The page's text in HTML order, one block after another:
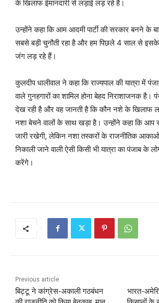
के खिलाफ ईमानदारी से लड़ाई लड़ रहे हैं।
उन्होंने कहा कि आम आदमी पार्टी की सरकार बनने के
सबसे बड़ी चुनौती रहा है और हम पिछले 4 साल से इसके
जंग लड़ रहे हैं।
कुलदीप धालीवाल ने कहा कि राज्यपाल की यात्रा में
वाले गुनहगारों का शामिल होना बेहद निराशाजनक है।
देख रही है और वह जानती है कि कौन नशे के खिलाफ
नशा बेचने वालों के साथ खड़ा है। उन्होंने कहा कि आप
जारी रखेगी, लेकिन नशा तस्करों के राजनीतिक
निकाली जाने वाली ऐसी किसी भी यात्रा का पंजाब के
करेंगे।
Previous article
बिट्टू ने कांग्रेस-अकाली गठबंधन
भारत-